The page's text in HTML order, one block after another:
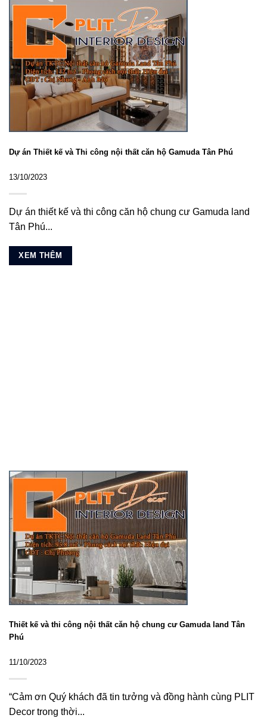
Dự án Thiết kế và Thi công nội thất căn hộ Gamuda Tân Phú
13/10/2023
Dự án thiết kế và thi công căn hộ chung cư Gamuda land
Tân Phú...
XEM THÊM
Thiết kế và thi công nội thất căn hộ chung cư Gamuda land Tân
Phú
11/10/2023
“Cảm ơn Quý khách đã tin tưởng và đồng hành cùng PLIT
Decor trong thời...